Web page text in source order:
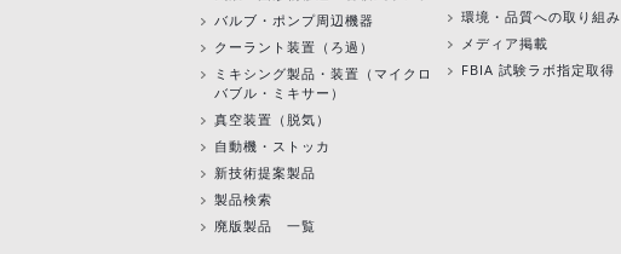
バルブ・ポンプ周辺機器
クーラント装置（ろ過）
ミキシング製品・装置（マイクロ
バブル・ミキサー）
真空装置（脱気）
自動機・ストッカ
新技術提案製品
製品検索
廃版製品 一覧
環境・品質への取り組み
メディア掲載
FBIA 試験ラボ指定取得